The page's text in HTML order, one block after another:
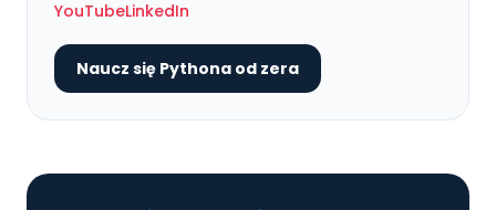
YouTubeLinkedIn
Naucz się Pythona od zera